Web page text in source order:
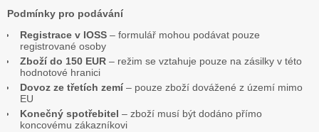
Podmínky pro podávání
Registrace v IOSS – formulář mohou podávat pouze
registrované osoby
Zboží do 150 EUR – režim se vztahuje pouze na zásilky v této
hodnotové hranici
Dovoz ze třetích zemí– pouze zboží dovážené z území mimo
EU
Konečný spotřebitel – zboží musí být dodáno přímo
koncovému zákazníkovi